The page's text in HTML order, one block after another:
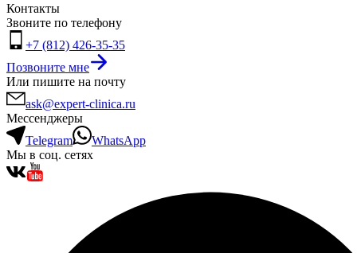
Контакты
Звоните по телефону
+7 (812) 426-35-35
Позвоните мне
Или пишите на почту
ask@expert-clinica.ru
Мессенджеры
Telegram
WhatsApp
Мы в соц. сетях